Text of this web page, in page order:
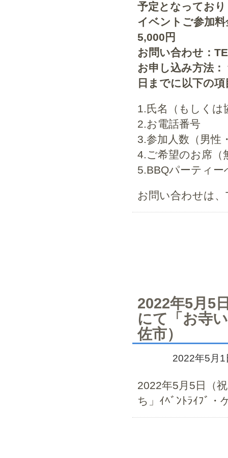
予定となってお
イベントご参加
5,000円
お問い合わせ：
お申し込み方法
日までに以下の
1.氏名（もしくは
2.お電話番号
3.参加人数（男性
4.ご希望のお席（
5.BBQパーティ
お問い合わせは
2022年5月5
にて「お寺
佐市）
2022年5月
2022年5月5日（
ち」ｲﾍﾞﾝﾄﾗｲﾌﾞ・